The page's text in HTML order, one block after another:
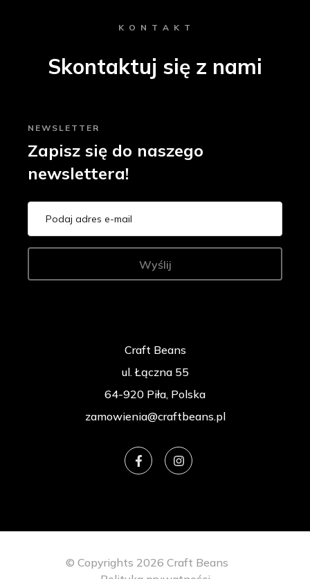
K O N T A K T
Skontaktuj się z nami
NEWSLETTER
Zapisz się do naszego
newslettera!
Wyślij
Craft Beans
ul. Łączna 55
64-920 Piła, Polska
zamowienia@craftbeans.pl
© Copyrights 2026 Craft Beans